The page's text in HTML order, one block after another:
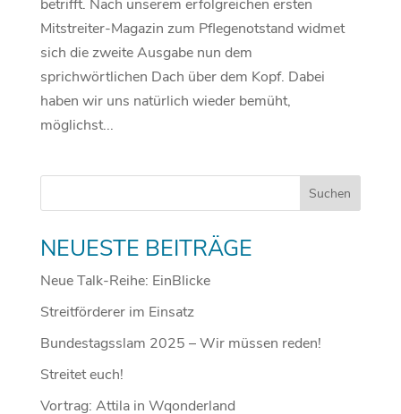
betrifft. Nach unserem erfolgreichen ersten
Mitstreiter-Magazin zum Pflegenotstand widmet
sich die zweite Ausgabe nun dem
sprichwörtlichen Dach über dem Kopf. Dabei
haben wir uns natürlich wieder bemüht,
möglichst...
NEUESTE BEITRÄGE
Neue Talk-Reihe: EinBlicke
Streitförderer im Einsatz
Bundestagsslam 2025 – Wir müssen reden!
Streitet euch!
Vortrag: Attila in Wqonderland